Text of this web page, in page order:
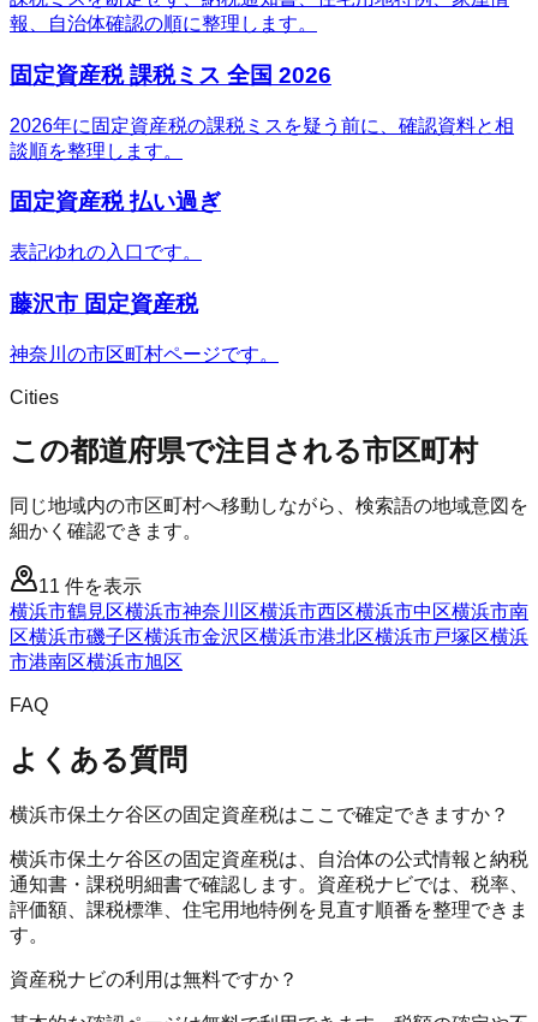
報、自治体確認の順に整理します。
固定資産税 課税ミス 全国 2026
2026年に固定資産税の課税ミスを疑う前に、確認資料と相
談順を整理します。
固定資産税 払い過ぎ
表記ゆれの入口です。
藤沢市 固定資産税
神奈川の市区町村ページです。
Cities
この都道府県で注目される市区町村
同じ地域内の市区町村へ移動しながら、検索語の地域意図を
細かく確認できます。
11 件を表示
横浜市鶴見区横浜市神奈川区横浜市西区横浜市中区横浜市南
区横浜市磯子区横浜市金沢区横浜市港北区横浜市戸塚区横浜
市港南区横浜市旭区
FAQ
よくある質問
横浜市保土ケ谷区の固定資産税はここで確定できますか？
横浜市保土ケ谷区の固定資産税は、自治体の公式情報と納税
通知書・課税明細書で確認します。資産税ナビでは、税率、
評価額、課税標準、住宅用地特例を見直す順番を整理できま
す。
資産税ナビの利用は無料ですか？